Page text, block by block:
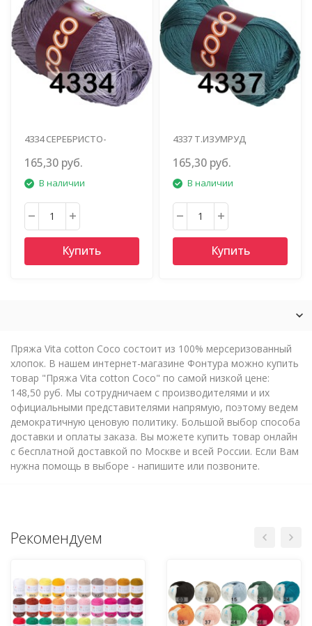
4334 СЕРЕБРИСТО-
165,30 руб.
В наличии
Купить
4337 Т.ИЗУМРУД
165,30 руб.
В наличии
Купить
Пряжа Vita cotton Coco состоит из 100% мерсеризованный
хлопок. В нашем интернет-магазине Фонтура можно купить
товар "Пряжа Vita cotton Coco" по самой низкой цене:
148,50 руб. Мы сотрудничаем с производителями и их
официальными представителями напрямую, поэтому ведем
демократичную ценовую политику. Большой выбор способа
доставки и оплаты заказа. Вы можете купить товар онлайн
с бесплатной доставкой по Москве и всей России. Если Вам
нужна помощь в выборе - напишите или позвоните.
Рекомендуем